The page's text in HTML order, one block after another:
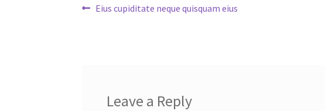
Post
Previous
Eius cupiditate neque quisquam eius
Leave a Reply